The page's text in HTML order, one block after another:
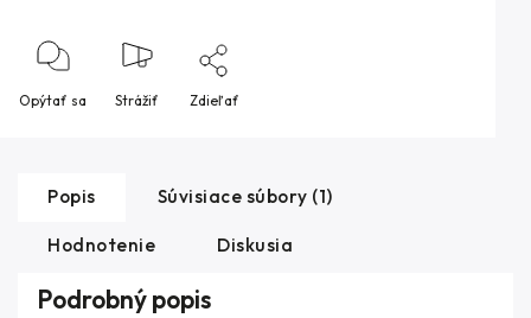
Opýtať sa Strážiť Zdieľať
Popis Súvisiace súbory (1)
Hodnotenie Diskusia
Podrobný popis